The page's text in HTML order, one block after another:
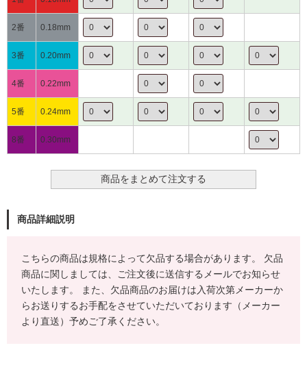
2番 0.18mm
3番 0.20mm
4番 0.22mm
5番 0.24mm
8番 0.30mm
商品詳細説明
こちらの商品は規格によって欠品する場合があります。 欠品
商品に関しましては、ご注文後に送信するメールでお知らせ
いたします。 また、欠品商品のお届けは入荷次第メーカーか
らお送りするお手配をさせていただいております（メーカー
より直送）予めご了承ください。